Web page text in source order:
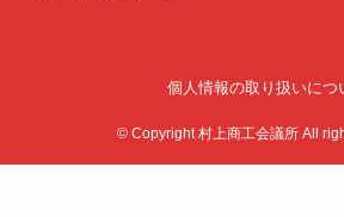
個人情報の取り扱いにつ
©Copyright 村上商工会議所 All